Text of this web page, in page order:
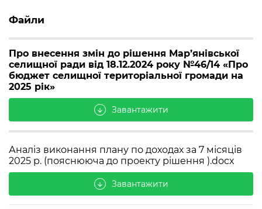
Файли
Про внесення змін до рішення Мар’янівської
селищної ради від 18.12.2024 року №46/14 «Про
бюджет селищної територіальної громади на
2025 рік»
arrow_downward Завантажити
Аналіз виконання плану по доходах за 7 місяців
2025 р. (пояснююча до проекту рішення ).docx
arrow_downward Завантажити